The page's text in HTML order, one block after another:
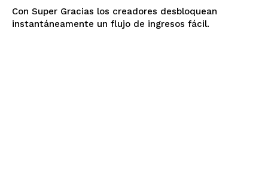
Con Super Gracias los creadores desbloquean
instantáneamente un flujo de ingresos fácil.